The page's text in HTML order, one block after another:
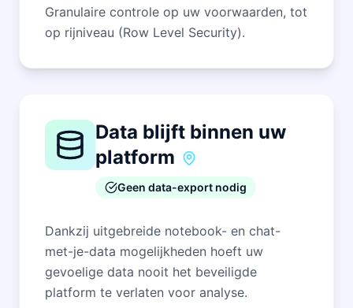
Granulaire controle op uw voorwaarden, tot
op rijniveau (Row Level Security).
Data blijft binnen uw
platform
Geen data-export nodig
Dankzij uitgebreide notebook- en chat-
met-je-data mogelijkheden hoeft uw
gevoelige data nooit het beveiligde
platform te verlaten voor analyse.